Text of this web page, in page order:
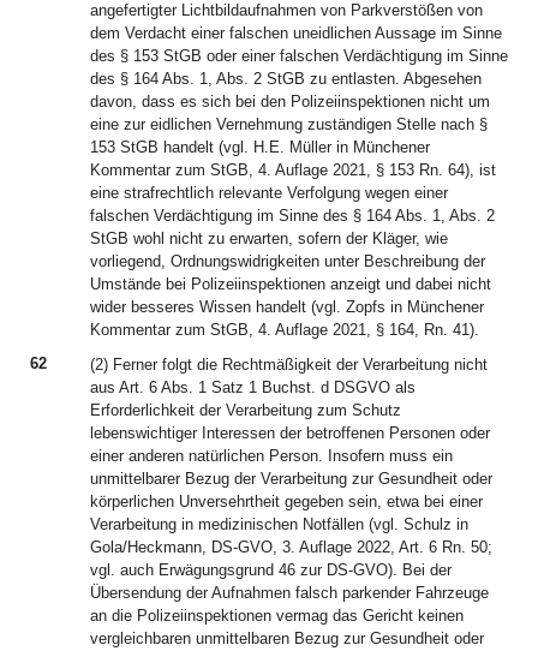
angefertigter Lichtbildaufnahmen von Parkverstößen von
dem Verdacht einer falschen uneidlichen Aussage im Sinne
des § 153 StGB oder einer falschen Verdächtigung im Sinne
des § 164 Abs. 1, Abs. 2 StGB zu entlasten. Abgesehen
davon, dass es sich bei den Polizeiinspektionen nicht um
eine zur eidlichen Vernehmung zuständigen Stelle nach §
153 StGB handelt (vgl. H.E. Müller in Münchener
Kommentar zum StGB, 4. Auflage 2021, § 153 Rn. 64), ist
eine strafrechtlich relevante Verfolgung wegen einer
falschen Verdächtigung im Sinne des § 164 Abs. 1, Abs. 2
StGB wohl nicht zu erwarten, sofern der Kläger, wie
vorliegend, Ordnungswidrigkeiten unter Beschreibung der
Umstände bei Polizeiinspektionen anzeigt und dabei nicht
wider besseres Wissen handelt (vgl. Zopfs in Münchener
Kommentar zum StGB, 4. Auflage 2021, § 164, Rn. 41).
62
(2) Ferner folgt die Rechtmäßigkeit der Verarbeitung nicht
aus Art. 6 Abs. 1 Satz 1 Buchst. d DSGVO als
Erforderlichkeit der Verarbeitung zum Schutz
lebenswichtiger Interessen der betroffenen Personen oder
einer anderen natürlichen Person. Insofern muss ein
unmittelbarer Bezug der Verarbeitung zur Gesundheit oder
körperlichen Unversehrtheit gegeben sein, etwa bei einer
Verarbeitung in medizinischen Notfällen (vgl. Schulz in
Gola/Heckmann, DS-GVO, 3. Auflage 2022, Art. 6 Rn. 50;
vgl. auch Erwägungsgrund 46 zur DS-GVO). Bei der
Übersendung der Aufnahmen falsch parkender Fahrzeuge
an die Polizeiinspektionen vermag das Gericht keinen
vergleichbaren unmittelbaren Bezug zur Gesundheit oder